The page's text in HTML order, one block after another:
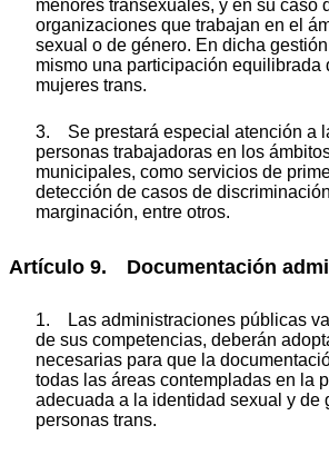
menores transexuales, y en su caso
organizaciones que trabajan en el
sexual o de género. En dicha
mismo una participación equilibrada
mujeres trans.
3. Se prestará especial atención a
personas trabajadoras en los
municipales, como servicios de
detección de casos de
marginación, entre otros.
Artículo 9. Documentación
1. Las administraciones públicas
de sus competencias, deberán
necesarias para que la
todas las áreas contempladas en la
adecuada a la identidad sexual y de
personas trans.